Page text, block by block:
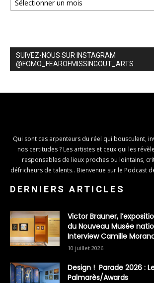
SUIVEZ-NOUS SUR INSTAGRAM
@FOMO_FEAROFMISSINGOUT_ARTS
Qui sont ces arpenteurs du réel qui bousculent,
nos certitudes ? Les artistes et ceux qui les
responsables de lieux proches ou lointains,
défricheurs de talents.. Bienvenue sur le Podcast
DERNIERS ARTICLES
Victor Brauner,
du Nouveau Musée
Interview Camille
10 juillet 2026
Design ! Parade 2026 :
Palmarès/Awards